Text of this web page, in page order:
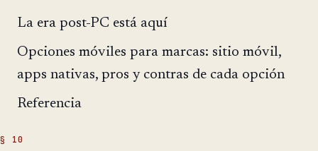
La era post-PC está aquí
Opciones móviles para marcas: sitio móvil,
apps nativas, pros y contras de cada opción
Referencia